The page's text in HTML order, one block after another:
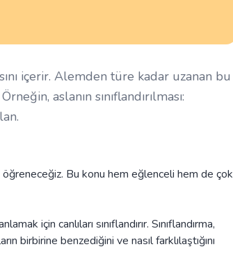
içerir. Alemden türe kadar uzanan bu
aslanın sınıflandırılması:
öğreneceğiz. Bu konu hem eğlenceli hem de çok
için canlıları sınıflandırır. Sınıflandırma,
birbirine benzediğini ve nasıl farklılaştığını